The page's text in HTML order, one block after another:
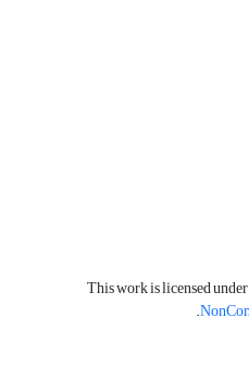
This work is licensed
.